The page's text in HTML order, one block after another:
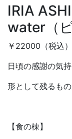
IRIA
water（ピ
￥22000（税込）
日頃の感謝の気
形として残るも
【食の棟】